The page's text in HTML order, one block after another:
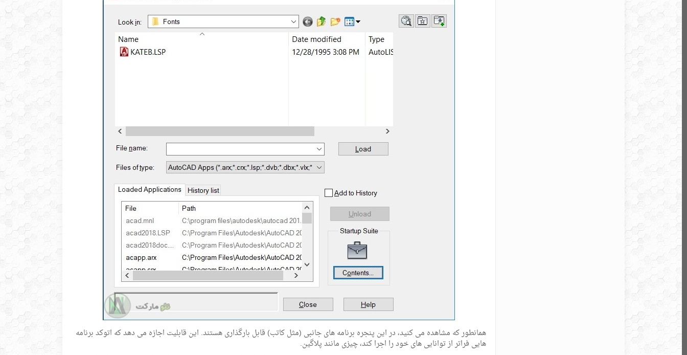
همانطور که مشاهده می کنید، در این پنجره برنامه های جانبی (مثل کاتب) قابل بارگذاری هستند. این قابلیت اجازه می دهد که اتوکد برنامه
هایی فراتر از توانایی های خود را اجرا کند، چیزی مانند پلاگین.